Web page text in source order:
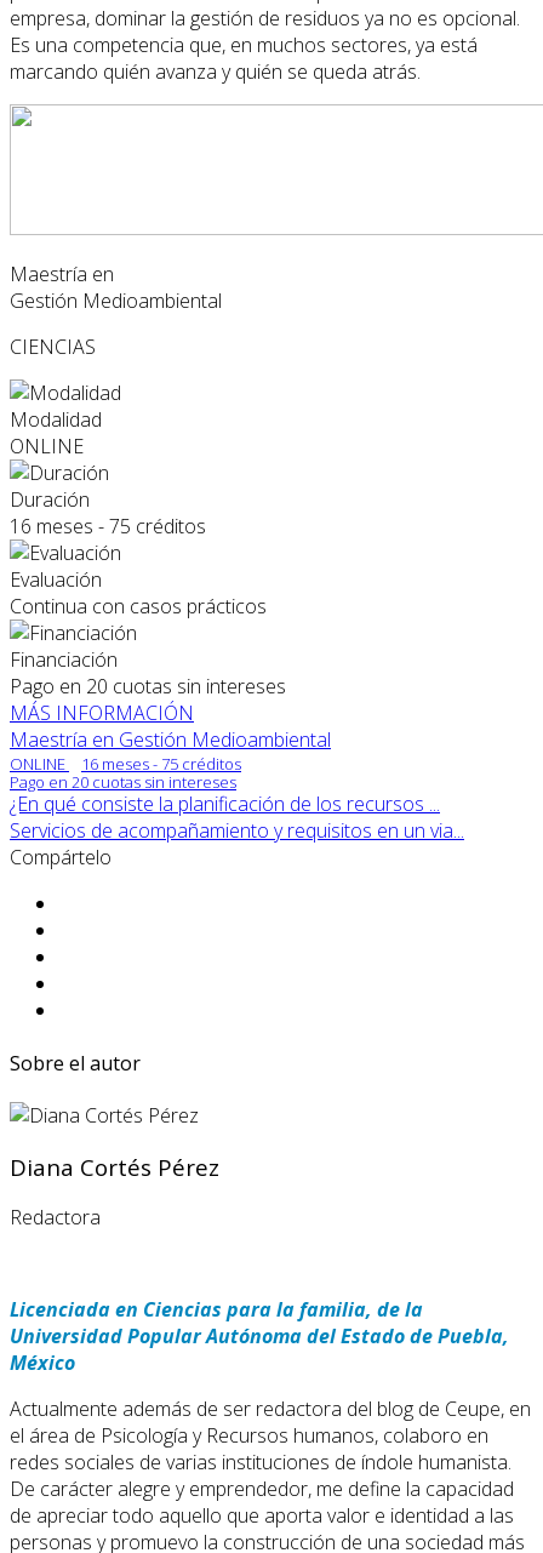
empresa, dominar la gestión de residuos ya no es opcional.
Es una competencia que, en muchos sectores, ya está
marcando quién avanza y quién se queda atrás.
Maestría en
Gestión Medioambiental
CIENCIAS
Modalidad
ONLINE
Duración
16 meses - 75 créditos
Evaluación
Continua con casos prácticos
Financiación
Pago en 20 cuotas sin intereses
MÁS INFORMACIÓN
Maestría en Gestión Medioambiental
ONLINE
16 meses - 75 créditos
Pago en 20 cuotas sin intereses
¿En qué consiste la planificación de los recursos ...
Servicios de acompañamiento y requisitos en un via...
Compártelo
Sobre el autor
Diana Cortés Pérez
Redactora
Licenciada en Ciencias para la familia, de la
Universidad Popular Autónoma del Estado de Puebla,
México
Actualmente además de ser redactora del blog de Ceupe, en
el área de Psicología y Recursos humanos, colaboro en
redes sociales de varias instituciones de índole humanista.
De carácter alegre y emprendedor, me define la capacidad
de apreciar todo aquello que aporta valor e identidad a las
personas y promuevo la construcción de una sociedad más